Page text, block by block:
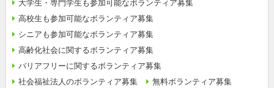
大学生・専門学生も参加可能なボランティア募集
高校生も参加可能なボランティア募集
シニアも参加可能なボランティア募集
高齢化社会に関するボランティア募集
バリアフリーに関するボランティア募集
社会福祉法人のボランティア募集
無料ボランティア募集